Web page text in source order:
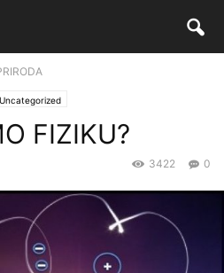
Uncategorized
FIZIKU?
0
3422